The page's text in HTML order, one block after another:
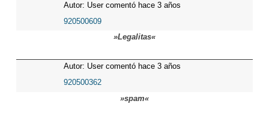
Autor: User comentó hace 3 años
920500609
»Legalitas«
Autor: User comentó hace 3 años
920500362
»spam«